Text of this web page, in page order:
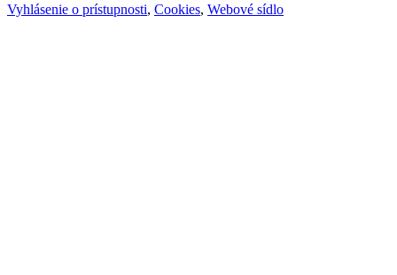
Vyhlásenie o prístupnosti, Cookies, Webové sídlo